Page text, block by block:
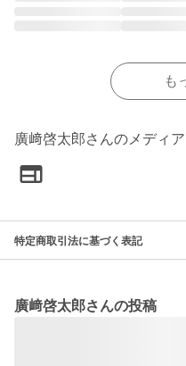
も
廣﨑啓太郎さんのメディア
特定商取引法に基づく表記
廣﨑啓太郎さんの投稿